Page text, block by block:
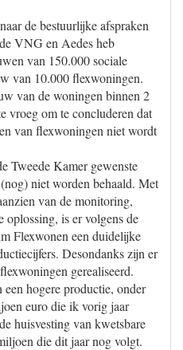
de bestuurlijke afspraken
VNG en Aedes heb
van 150.000 sociale
van 10.000 flexwoningen.
van de woningen binnen 2
vroeg om te concluderen dat
van flexwoningen niet wordt
Tweede Kamer gewenste
niet worden behaald. Met
van de monitoring,
oplossing, is er volgens de
Flexwonen een duidelijke
Desondanks zijn er
gerealiseerd.
hogere productie, onder
euro die ik vorig jaar
huisvesting van kwetsbare
die dit jaar nog volgt.